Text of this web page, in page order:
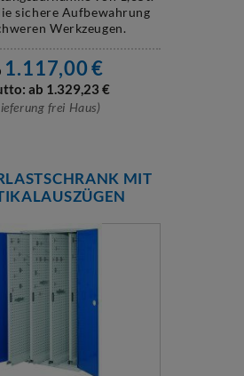
sichere Aufbewahrung
Werkzeugen.
1.117,00€
ab 1.329,23 €
frei Haus)
MIT